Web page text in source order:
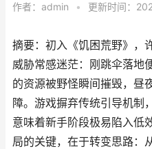
作者： admin • 更新时间：
摘要：初入《饥困荒野》，
威胁常感迷茫：刚跳伞落地
的资源被野怪瞬间摧毁，昼
障。游戏摒弃传统引导机
意味着新手阶段极易陷入低
局的关键，在于转变思路：